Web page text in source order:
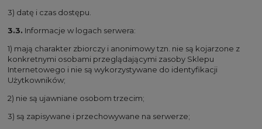
3) datę i czas dostępu.
3.3. Informacje w logach serwera:
1) mają charakter zbiorczy i anonimowy tzn. nie są kojarzone z
konkretnymi osobami przeglądającymi zasoby Sklepu
Internetowego i nie są wykorzystywane do identyfikacji
Użytkowników;
2) nie są ujawniane osobom trzecim;
3) są zapisywane i przechowywane na serwerze;